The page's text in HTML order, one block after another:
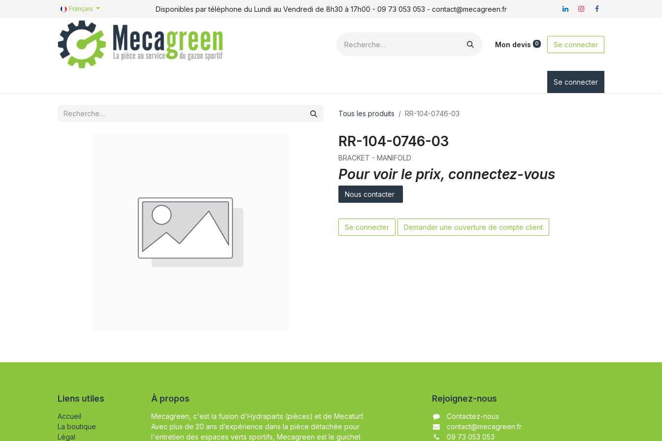
Français Disponibles par téléphone du Lundi au Vendredi de 8h30 à 17h00 - 09 73 053 053 - contact@mecagreen.fr
Mon devis 0 Se connecter
Se connecter
Tous les produits RR-104-0746-03
RR-104-0746-03
BRACKET - MANIFOLD
Pour voir le prix, connectez-vous
Nous contacter
Se connecter Demander une ouverture de compte client
Liens utiles
Accueil
La boutique
Légal
À propos
Mecagreen, c'est la fusion d'Hydraparts (pièces) et de Mecaturf.
Avec plus de 20 ans d’expérience dans la pièce détachée pour
l'entretien des espaces verts sportifs, Mecagreen est le guichet
Rejoignez-nous
Contactez-nous
contact@mecagreen.fr
09 73 053 053